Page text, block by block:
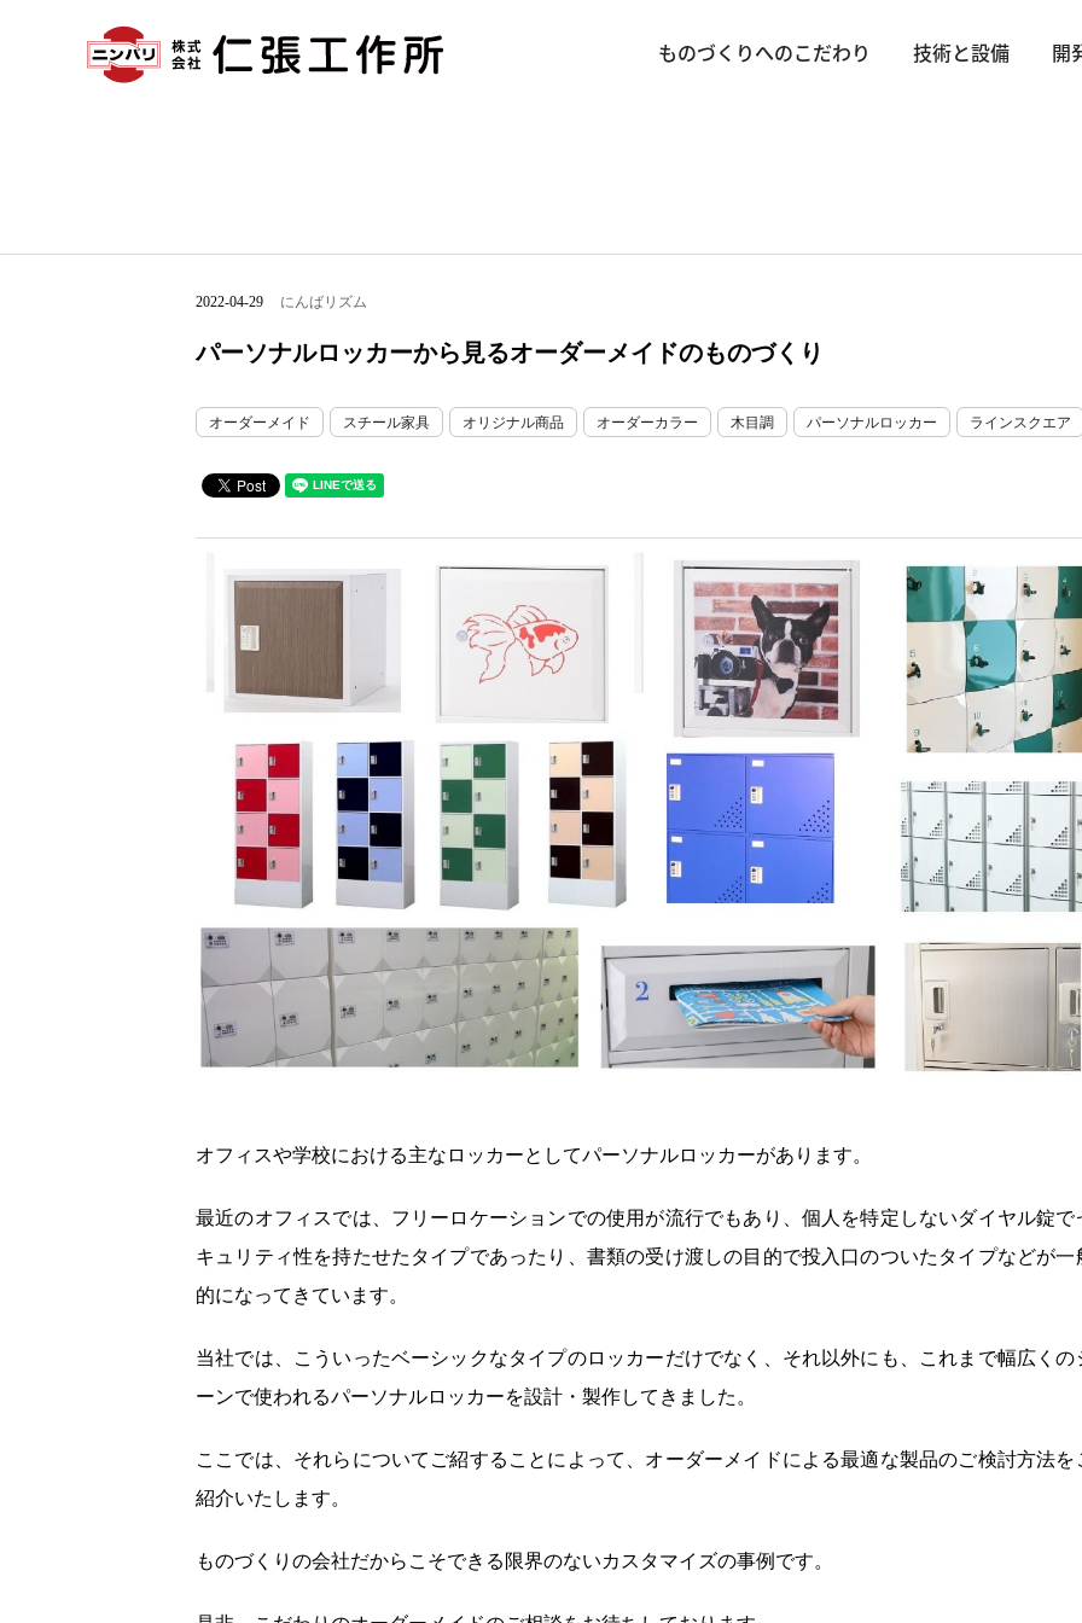
ものづくりへのこだわり 技術と設備 開
2022-04-29 にんばリズム
パーソナルロッカーから見るオーダーメイドのものづくり
オーダーメイド スチール家具 オリジナル商品 オーダーカラー 木目調 パーソナルロッカー ラインスクエア
オフィスや学校における主なロッカーとしてパーソナルロッカーがあります。
最近のオフィスでは、フリーロケーションでの使用が流行でもあり、個人を特定しないダイヤル錠で
キュリティ性を持たせたタイプであったり、書類の受け渡しの目的で投入口のついたタイプなどが一
的になってきています。
当社では、こういったベーシックなタイプのロッカーだけでなく、それ以外にも、これまで幅広くの
ーンで使われるパーソナルロッカーを設計・製作してきました。
ここでは、それらについてご紹することによって、オーダーメイドによる最適な製品のご検討方法を
紹介いたします。
ものづくりの会社だからこそできる限界のないカスタマイズの事例です。